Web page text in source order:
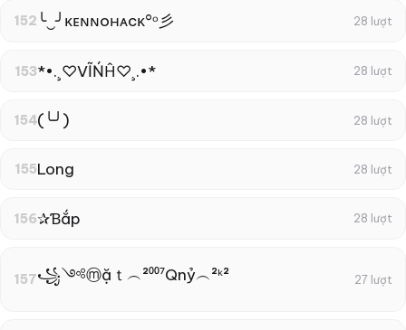
152 ╰‿╯κᴇɴɴoнᴀcκ°ᵒ彡 28 lượt
153*•.¸♡VĨŃĤ♡¸.•* 28 lượt
154(╰╯) 28 lượt
155Long 28 lượt
156✰Ɓắp 28 lượt
157꧁༺ⓜặｔ︵²⁰⁰⁷Qnỷ︵²ᵏ² 27 lượt